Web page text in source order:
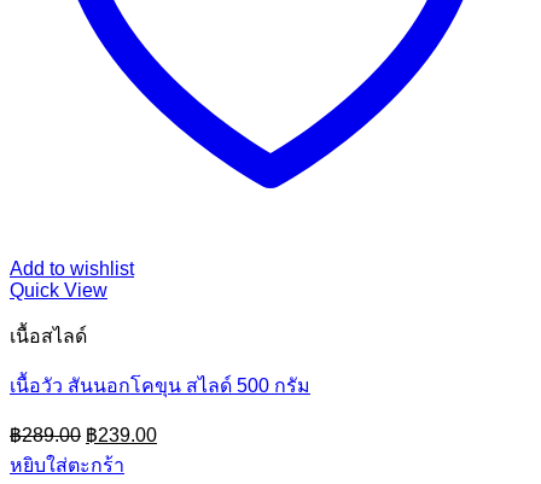
Add to wishlist
Quick View
เนื้อสไลด์
เนื้อวัว สันนอกโคขุน สไลด์ 500 กรัม
฿289.00 Original
price
was:
฿239.00Current
price
หยิบใส่ตะกร้า